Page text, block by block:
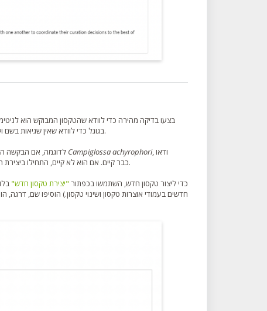
בצעו בדיקה מהירה כדי לוודא שהטקסון המבוקש הוא
בגוגל כדי לוודא שאין שגיאות בשם ושהטקסון נראה לגיטימי. במידה והטקסון לא נראה לגיטימי, שווה לבקש מידע נוסף מהמבקש.ת.
בדקו שהטקסון ההורי של הטקסון המבוקש קיים כטקסון פעיל ב-iNaturalist. לדוגמה, אם הבקשה היא ליצור את המין Campiglossa achyrophori, ודאו
כבר קיים. אם הוא לא קיים, התחילו ביצירת הסוג ולאחר מכן המין, החל מהשורשים של העץ הטקסונומי לכיוון העלים.
כדי ליצור טקסון חדש, השתמשו בכפתור "יצירת טקסון חדש"
חדשים בעמודי אוצרות טקסון ושינוי טקסון.) הוסיפו שם,